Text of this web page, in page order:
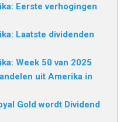
Eerste verhogingen
Laatste dividenden
Week 50 van 2025
uit Amerika in
Gold wordt Dividend